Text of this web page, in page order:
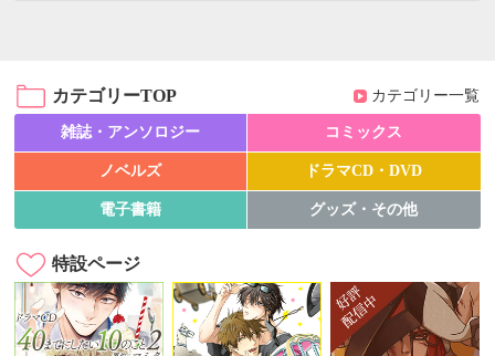
カテゴリーTOP カテゴリー一覧
雑誌・アンソロジー コミックス
ノベルズ ドラマCD・DVD
電子書籍 グッズ・その他
特設ページ